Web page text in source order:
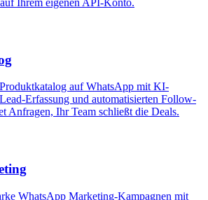
Ihrem eigenen API-Konto.
auf WhatsApp mit KI-
Erfassung und automatisierten Follow-
Anfragen, Ihr Team schließt die Deals.
WhatsApp Marketing-Kampagnen mit